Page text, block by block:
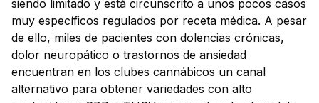
siendo limitado y está circunscrito a unos pocos casos
muy específicos regulados por receta médica. A pesar
de ello, miles de pacientes con dolencias crónicas,
dolor neuropático o trastornos de ansiedad
encuentran en los clubes cannábicos un canal
alternativo para obtener variedades con alto